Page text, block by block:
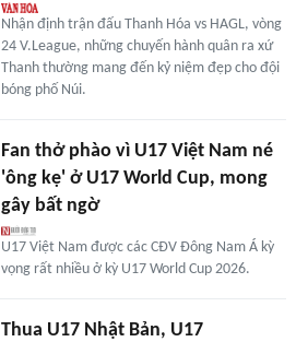
Nhận định trận đấu Thanh Hóa vs HAGL, vòng
24 V.League, những chuyến hành quân ra xứ
Thanh thường mang đến kỷ niệm đẹp cho đội
bóng phố Núi.
Fan thở phào vì U17 Việt Nam né
'ông kẹ' ở U17 World Cup, mong
gây bất ngờ
U17 Việt Nam được các CĐV Đông Nam Á kỳ
vọng rất nhiều ở kỳ U17 World Cup 2026.
Thua U17 Nhật Bản, U17